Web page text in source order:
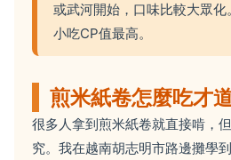
或武河開始，口味比較大眾
小吃CP值最高。
煎米紙卷怎麼吃才
很多人拿到煎米紙卷就直接啃，
究。我在越南胡志明市路邊攤學